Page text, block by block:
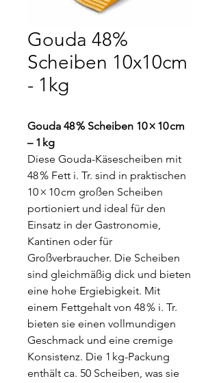
Gouda 48%
Scheiben 10x10cm
- 1kg
Gouda 48 % Scheiben 10 × 10 cm
– 1 kg
Diese Gouda-Käsescheiben mit
48 % Fett i. Tr. sind in praktischen
10 × 10 cm großen Scheiben
portioniert und ideal für den
Einsatz in der Gastronomie,
Kantinen oder für
Großverbraucher. Die Scheiben
sind gleichmäßig dick und bieten
eine hohe Ergiebigkeit. Mit
einem Fettgehalt von 48 % i. Tr.
bieten sie einen vollmundigen
Geschmack und eine cremige
Konsistenz. Die 1 kg-Packung
enthält ca. 50 Scheiben, was sie